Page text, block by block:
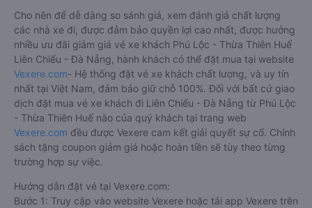
Cho nên để dễ dàng so sánh giá, xem đánh giá chất lượng
các nhà xe đi, được đảm bảo quyền lợi cao nhất, được hưởng
nhiều ưu đãi giảm giá vé xe khách Phú Lộc - Thừa Thiên Huế
Liên Chiểu - Đà Nẵng, hành khách có thể đặt mua tại website
Vexere.com- Hệ thống đặt vé xe khách chất lượng, và uy tín
nhất tại Việt Nam, đảm bảo giữ chỗ 100%. Đối với bất cứ giao
dịch đặt mua vé xe khách đi Liên Chiểu - Đà Nẵng từ Phú Lộc
- Thừa Thiên Huế nào của quý khách tại trang web
Vexere.com đều được Vexere cam kết giải quyết sự cố. Chính
sách tặng coupon giảm giá hoặc hoàn tiền sẽ tùy theo từng
trường hợp sự việc.
Hướng dẫn đặt vé tại Vexere.com:
Bước 1: Truy cập vào website Vexere hoặc tải app Vexere trên